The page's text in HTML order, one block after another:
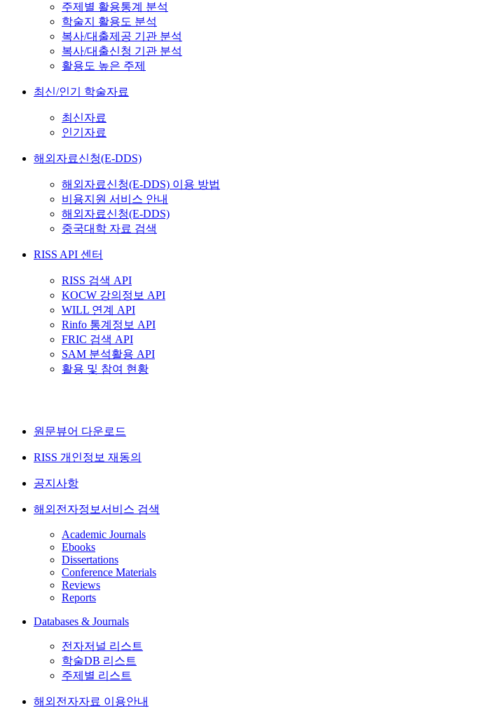
주제별 활용통계 분석
학술지 활용도 분석
복사/대출제공 기관 분석
복사/대출신청 기관 분석
활용도 높은 주제
최신/인기 학술자료
최신자료
인기자료
해외자료신청(E-DDS)
해외자료신청(E-DDS) 이용 방법
비용지원 서비스 안내
해외자료신청(E-DDS)
중국대학 자료 검색
RISS API 센터
RISS 검색 API
KOCW 강의정보 API
WILL 연계 API
Rinfo 통계정보 API
FRIC 검색 API
SAM 분석활용 API
활용 및 참여 현황
원문뷰어 다운로드
RISS 개인정보 재동의
공지사항
해외전자정보서비스 검색
Academic Journals
Ebooks
Dissertations
Conference Materials
Reviews
Reports
Databases & Journals
전자저널 리스트
학술DB 리스트
주제별 리스트
해외전자자료 이용안내